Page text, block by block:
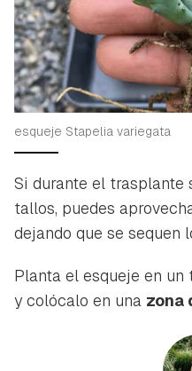
esqueje Stapelia variegata
Si durante el trasplante
tallos, puedes
dejando que se sequen
Planta el esqueje en
y colócalo en una zona